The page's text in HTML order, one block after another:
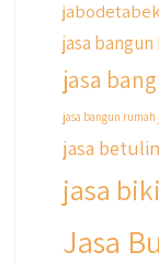
Siapa
dan
Untuk
jabodetabek
jasa
jasa
jasa bangun
jasa
jasa
Jasa